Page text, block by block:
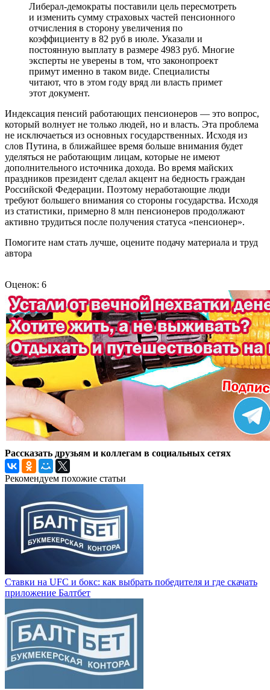
Либерал-демократы поставили цель пересмотреть
и изменить сумму страховых частей пенсионного
отчисления в сторону увеличения по
коэффициенту в 82 руб в июле. Указали и
постоянную выплату в размере 4983 руб. Многие
эксперты не уверены в том, что законопроект
примут именно в таком виде. Специалисты
читают, что в этом году вряд ли власть примет
этот документ.
Индексация пенсий работающих пенсионеров — это вопрос,
который волнует не только людей, но и власть. Эта проблема
не исключаеться из основных государственных. Исходя из
слов Путина, в ближайшее время больше внимания будет
уделяться не работающим лицам, которые не имеют
дополнительного источника дохода. Во время майских
праздников президент сделал акцент на бедность граждан
Российской Федерации. Поэтому неработающие люди
требуют большего внимания со стороны государства. Исходя
из статистики, примерно 8 млн пенсионеров продолжают
активно трудиться после получения статуса «пенсионер».
Помогите нам стать лучше, оцените подачу материала и труд
автора
Оценок: 6
Рассказать друзьям и коллегам в социальных сетях
Рекомендуем похожие статьи
Ставки на UFC и бокс: как выбрать победителя и где скачать
приложение Балтбет